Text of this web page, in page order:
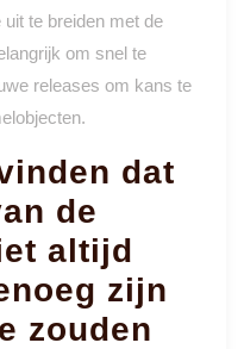
te breiden met de
om snel te
releases om kans te
dat
de
altijd
zijn
zouden